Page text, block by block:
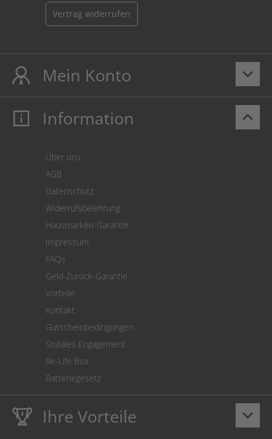
Vertrag widerrufen
keyboard_arrow_down
Mein Konto
Mein Konto
Cookie Einstellungen
keyboard_arrow_up
Information
Über uns
AGB
Datenschutz
Widerrufsbelehrung
Hausmarken-Garantie
Impressum
FAQs
Geld-Zurück-Garantie
Vorteile
Kontakt
Gutscheinbedingungen
Soziales Engagement
Re-Life Box
Batteriegesetz
keyboard_arrow_down
Ihre Vorteile